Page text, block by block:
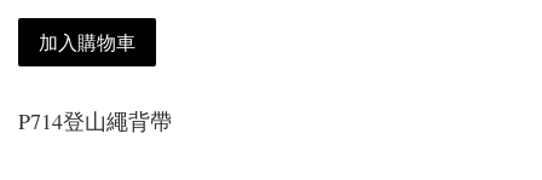
加入購物車
P714登山繩背帶